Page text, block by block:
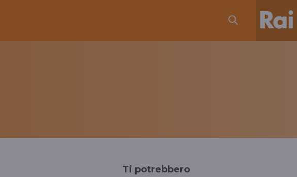
Ti potrebbero